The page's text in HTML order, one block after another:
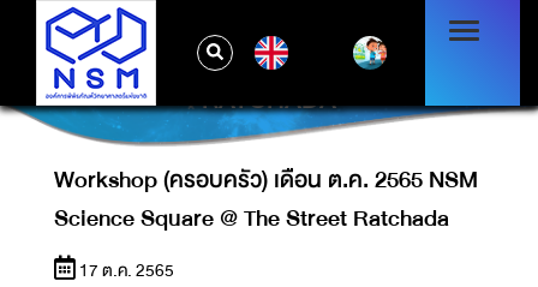
WORKSHOP (ครอบครัว) เดือน ต.ค. 2565
NSM SCIENCE SQUARE @ THE STREET
RATCHADA
Workshop (ครอบครัว) เดือน ต.ค. 2565 NSM
Science Square @ The Street Ratchada
17 ต.ค. 2565